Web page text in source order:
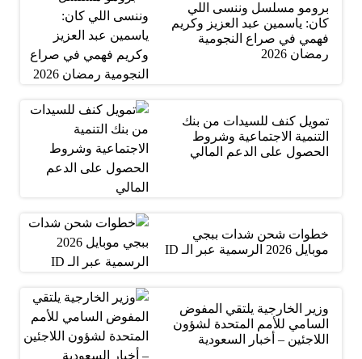
برومو مسلسل وننسى اللي
كان: ياسمين عبد العزيز وكريم
فهمي في صراع النجومية
رمضان 2026
تمويل كنف للسيدات من بنك
التنمية الاجتماعية وشروط
الحصول على الدعم المالي
خطوات شحن شدات ببجي
موبايل 2026 الرسمية عبر الـ ID
وزير الخارجية يلتقي المفوض
السامي للأمم المتحدة لشؤون
اللاجئين – أخبار السعودية